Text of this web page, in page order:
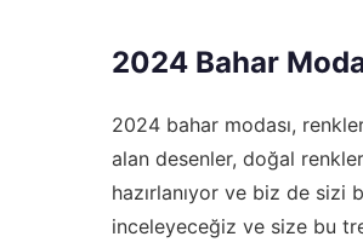
2024 Bahar
2024 bahar modası,
alan desenler, doğal
hazırlanıyor ve biz de sizi
inceleyeceğiz ve size bu